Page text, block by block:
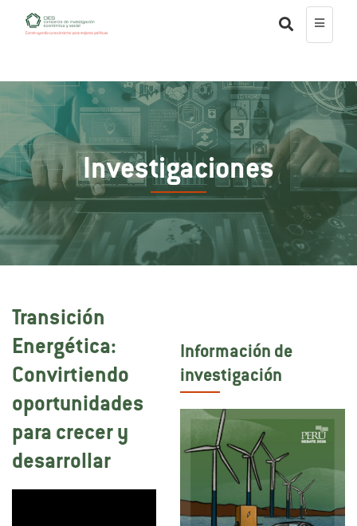
Investigaciones
Transición
Energética:
Convirtiendo
oportunidades
para crecer y
desarrollar
Información de
investigación